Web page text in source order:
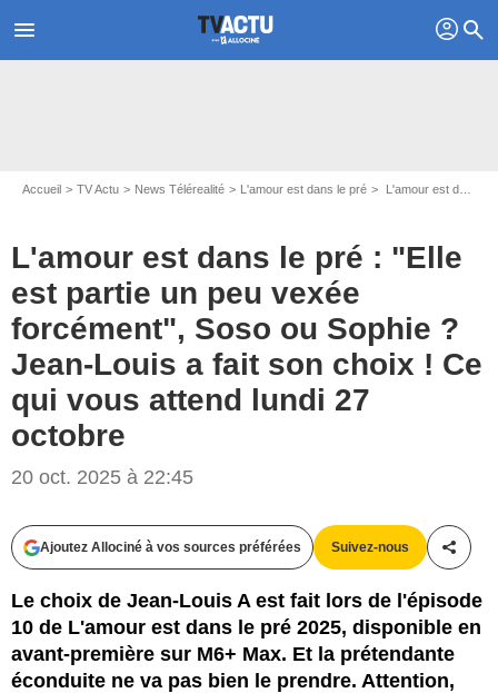
menu profil search
Accueil TV Actu News Télérealité L'amour est dans le pré L'amour est dans le pré : "Elle est partie un peu vexée forcément", Soso ou Sophie ? Jean-Louis a fait son choix ! Ce qui vous attend lundi 27 octobre
L'amour est dans le pré : "Elle
est partie un peu vexée
forcément", Soso ou Sophie ?
Jean-Louis a fait son choix ! Ce
qui vous attend lundi 27
octobre
20 oct. 2025 à 22:45
Ajoutez Allociné à vos sources préférées Suivez-nous
Le choix de Jean-Louis A est fait lors de l'épisode
10 de L'amour est dans le pré 2025, disponible en
avant-première sur M6+ Max. Et la prétendante
éconduite ne va pas bien le prendre. Attention,